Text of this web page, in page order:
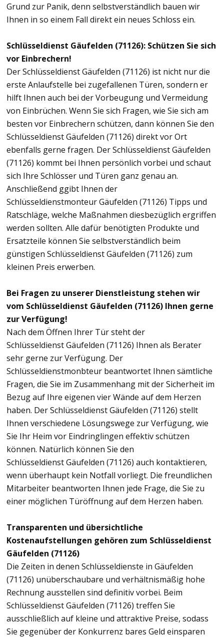
Grund zur Panik, denn selbstverständlich bauen wir
Ihnen in so einem Fall direkt ein neues Schloss ein.
Schlüsseldienst Gäufelden (71126): Schützen Sie sich
vor Einbrechern!
Der Schlüsseldienst Gäufelden (71126) ist nicht nur die
erste Anlaufstelle bei zugefallenen Türen, sondern er
hilft Ihnen auch bei der Vorbeugung und Vermeidung
von Einbrüchen. Wenn Sie sich Fragen, wie Sie sich am
besten vor Einbrechern schützen, dann können Sie den
Schlüsseldienst Gäufelden (71126) direkt vor Ort
ebenfalls gerne fragen. Der Schlüsseldienst Gäufelden
(71126) kommt bei Ihnen persönlich vorbei und schaut
sich Ihre Schlösser und Türen ganz genau an.
Anschließend ggibt Ihnen der
Schlüsseldienstmonteur Gäufelden (71126) Tipps und
Ratschläge, welche Maßnahmen diesbezüglich ergriffen
werden sollten. Alle dafür benötigten Produkte und
Ersatzteile können Sie selbstverständlich beim
günstigen Schlüsseldienst Gäufelden (71126) zum
kleinen Preis erwerben.
Bei Fragen zu unserer Dienstleistung stehen wir
vom Schlüsseldienst Gäufelden (71126) Ihnen gerne
zur Verfügung!
Nach dem Öffnen Ihrer Tür steht der
Schlüsseldienst Gäufelden (71126) Ihnen als Berater
sehr gerne zur Verfügung. Der
Schlüsseldienstmonbteur beantwortet Ihnen sämtliche
Fragen, die Sie im Zusammenhang mit der Sicherheit im
Bezug auf Ihre eigenen vier Wände auf dem Herzen
haben. Der Schlüsseldienst Gäufelden (71126) stellt
Ihnen verschiedene Lösungswege zur Verfügung, wie
Sie Ihr Heim vor Eindringlingen effektiv schützen
können. Natürlich können Sie den
Schlüsseldienst Gäufelden (71126) auch kontaktieren,
wenn überhaupt kein Notfall vorliegt. Die freundlichen
Mitarbeiter beantworten Ihnen jede Frage, die Sie zu
einer möglichen Türöffnung auf dem Herzen haben.
Transparenten und übersichtliche
Kostenaufstellungen gehören zum Schlüsseldienst
Gäufelden (71126)
Die Zeiten in denen Schlüsseldienste in Gäufelden
(71126) unüberschaubare und verhältnismäßig hohe
Rechnung ausstellen sind definitiv vorbei. Beim
Schlüsseldienst Gäufelden (71126) treffen Sie
ausschließlich auf kleine und attraktive Preise, sodass
Sie gegenüber der Konkurrenz bares Geld einsparen